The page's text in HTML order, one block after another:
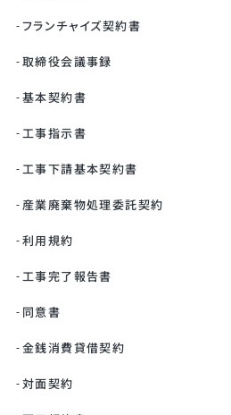
フランチャイズ契約書
取締役会議事録
基本契約書
工事指示書
工事下請基本契約書
産業廃棄物処理委託契約
利用規約
工事完了報告書
同意書
金銭消費貸借契約
対面契約